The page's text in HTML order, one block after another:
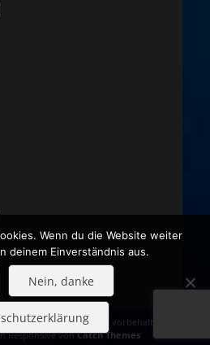
Rehwald. Alle Rechte vorbehalten.
Responsive vonCatch Themes
Wenn du die Website weiter
deinem Einverständnis aus.
Nein, danke